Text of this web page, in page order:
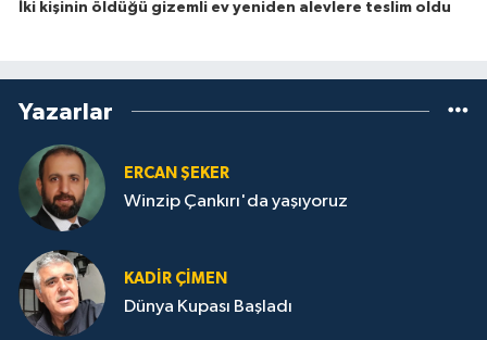
İki kişinin öldüğü gizemli ev yeniden alevlere teslim oldu
Yazarlar
ERCAN ŞEKER
Winzip Çankırı'da yaşıyoruz
KADIR ÇIMEN
Dünya Kupası Başladı